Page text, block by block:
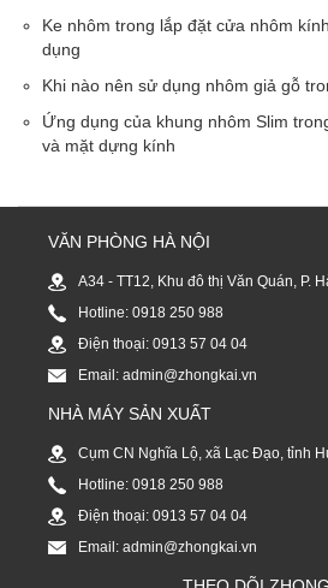
Ke nhôm trong lắp đặt cửa nhôm
dụng
Khi nào nên sử dụng nhôm giả gỗ
Ứng dụng của khung nhôm Slim
và mặt dựng kính
VĂN PHÒNG HÀ NỘI
A34 - TT12, Khu đô thị Văn Quán, P.
Hotline: 0918 250 988
Điện thoại: 0913 57 04 04
Email: admin@zhongkai.vn
NHÀ MÁY SẢN XUẤT
Cụm CN Nghĩa Lộ, xã Lạc Đạo, tỉnh
Hotline: 0918 250 988
Điện thoại: 0913 57 04 04
Email: admin@zhongkai.vn